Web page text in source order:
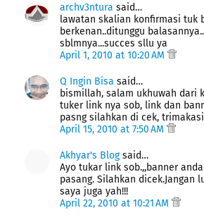
archv3ntura said…
lawatan skalian konfirmasi tuk
berkenan..ditunggu
sblmnya...succes sllu ya
April 1, 2010 at 10:20 AM
Q Ingin Bisa said…
bismillah, salam ukhuwah dari
tuker link nya sob, link dan
pasng silahkan di cek,
April 15, 2010 at 7:50 AM
Akhyar's Blogsaid…
Ayo tukar link sob.,,banner
pasang. Silahkan dicek.Jangan
saya juga yah!!!
April 22, 2010 at 10:21 AM